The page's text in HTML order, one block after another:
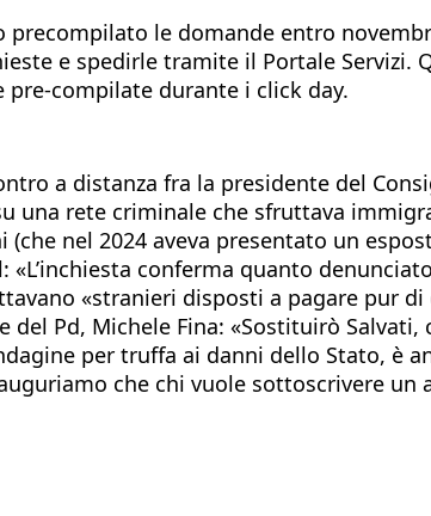
le domande entro
e spedirle tramite il Portale
compilate durante i click day.
a distanza fra la presidente del
una rete criminale che sfruttava
nel 2024 aveva presentato un
conferma quanto
«stranieri disposti a pagare pur
Pd, Michele Fina: «Sostituirò Salvati,
per truffa ai danni dello Stato, è
che chi vuole sottoscrivere